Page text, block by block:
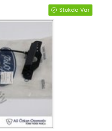
Stokda Var